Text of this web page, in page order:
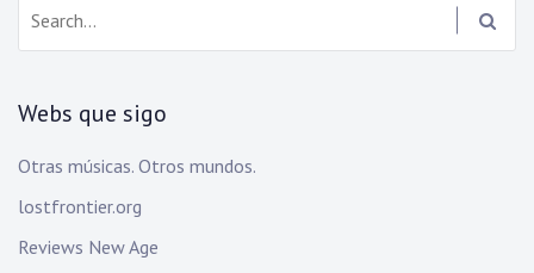
Webs que sigo
Otras músicas. Otros mundos.
lostfrontier.org
Reviews New Age